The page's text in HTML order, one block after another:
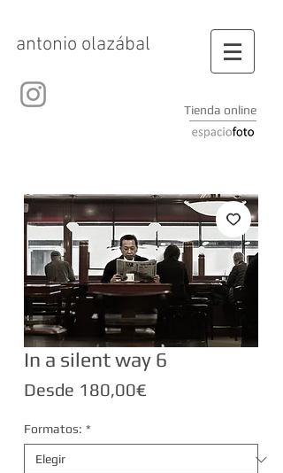
antonio olazábal
Tienda online
In a silent way 6
Desde 180,00€
Formatos: *